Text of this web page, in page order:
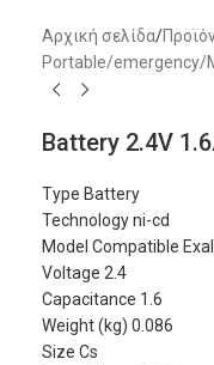
Αρχική σελίδα/
Portable/emergency/
Battery 2.4V
Type Battery
Technology ni-cd
Model Compatible
Voltage 2.4
Capacitance 1.6
Weight (kg) 0.086
Size Cs